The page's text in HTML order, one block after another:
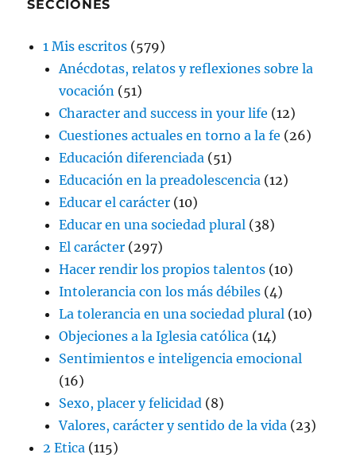
SECCIONES
1 Mis escritos (579)
Anécdotas, relatos y reflexiones sobre la
vocación (51)
Character and success in your life (12)
Cuestiones actuales en torno a la fe (26)
Educación diferenciada (51)
Educación en la preadolescencia (12)
Educar el carácter (10)
Educar en una sociedad plural (38)
El carácter (297)
Hacer rendir los propios talentos (10)
Intolerancia con los más débiles (4)
La tolerancia en una sociedad plural (10)
Objeciones a la Iglesia católica (14)
Sentimientos e inteligencia emocional
(16)
Sexo, placer y felicidad (8)
Valores, carácter y sentido de la vida (23)
2 Etica (115)